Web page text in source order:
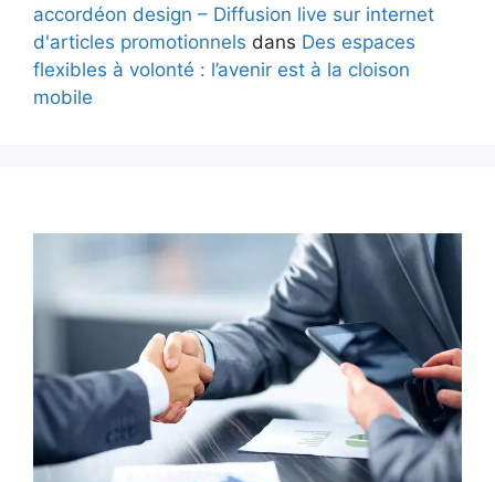
accordéon design – Diffusion live sur internet
d'articles promotionnels dans Des espaces
flexibles à volonté : l’avenir est à la cloison
mobile